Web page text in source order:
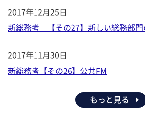
2017年12月25日
新総務考 【その27】新しい総務部門
2017年11月30日
新総務考【その26】公共FM
もっと見る